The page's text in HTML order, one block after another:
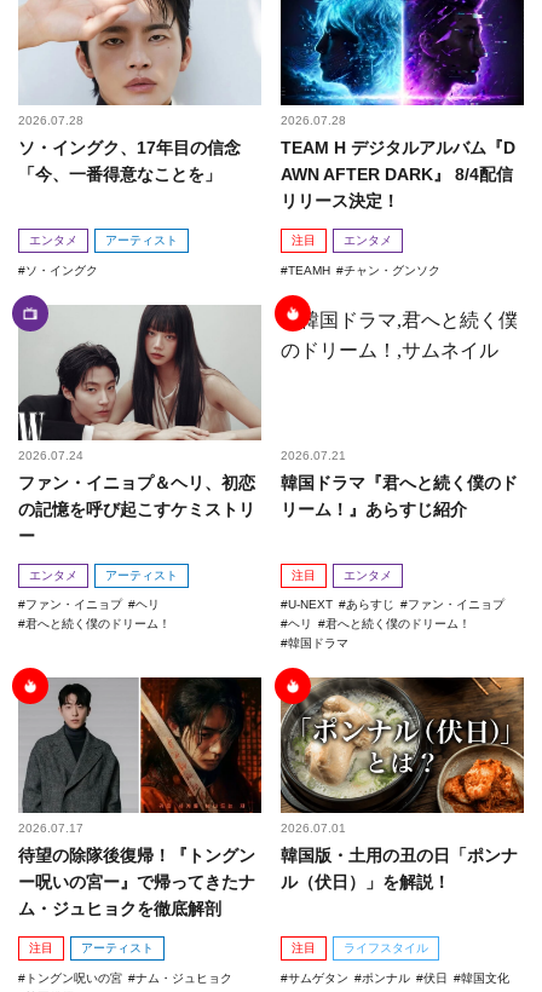
2026.07.28
ソ・イングク、17年目の信念
「今、一番得意なことを」
エンタメ アーティスト
ソ・イングク
2026.07.28
TEAM H デジタルアルバム『D
AWN AFTER DARK』 8/4配信
リリース決定！
注目 エンタメ
TEAMH チャン・グンソク
2026.07.24
ファン・イニョプ＆ヘリ、初恋
の記憶を呼び起こすケミストリ
ー
エンタメ アーティスト
ファン・イニョプ
ヘリ
君へと続く僕のドリーム！
2026.07.21
韓国ドラマ『君へと続く僕のド
リーム！』あらすじ紹介
注目 エンタメ
U-NEXT あらすじ
ファン・イニョプ
ヘリ
君へと続く僕のドリーム！
韓国ドラマ
2026.07.17
待望の除隊後復帰！『トングン
ー呪いの宮ー』で帰ってきたナ
ム・ジュヒョクを徹底解剖
注目 アーティスト
トングン呪いの宮
ナム・ジュヒョク
2026.07.01
韓国版・土用の丑の日「ポンナ
ル（伏日）」を解説！
注目 ライフスタイル
サムゲタン ポンナル 伏日 韓国文化